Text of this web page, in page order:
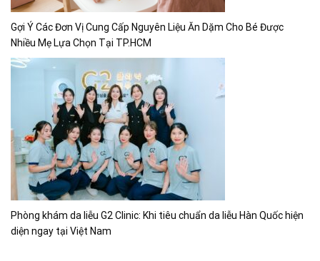
Gợi Ý Các Đơn Vị Cung Cấp Nguyên Liệu Ăn Dặm Cho Bé Được
Nhiều Mẹ Lựa Chọn Tại TP.HCM
Phòng khám da liễu G2 Clinic: Khi tiêu chuẩn da liễu Hàn Quốc hiện
diện ngay tại Việt Nam